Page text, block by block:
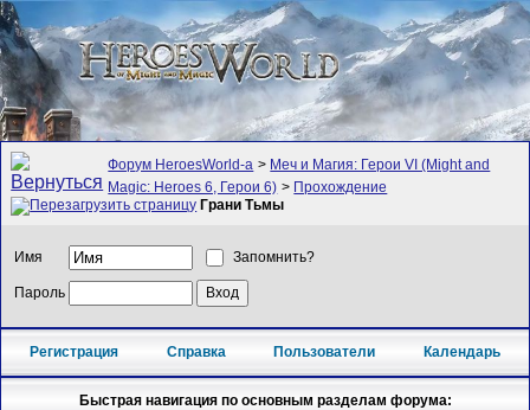
Форум HeroesWorld-а > Меч и Магия: Герои VI (Might and
Magic: Heroes 6, Герои 6) > Прохождение
Грани Тьмы
Имя Запомнить?
Пароль
Регистрация Справка Пользователи Календарь
Быстрая навигация по основным разделам форума: